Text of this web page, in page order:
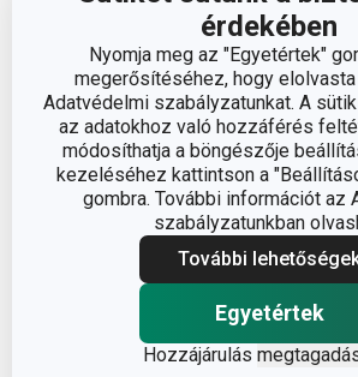
érdekében
Nyomja meg az "Egyetértek"
megerősítéséhez, hogy
Adatvédelmi szabályzatunkat. A
az adatokhoz való hozzáférés
módosíthatja a böngészője
kezeléséhez kattintson a
gombra. További információt az
szabályzatunkban
További
Egyetértek
Hozzájárulás
ÁTMÉRŐ (CM)
Egyéb paraméterek
ANYAG
MIKROHULLÁMÚ SÜTŐBE
TERMÉKCSALÁD